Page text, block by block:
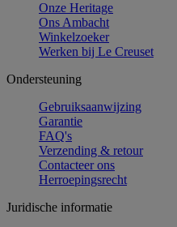
Onze Heritage
Ons Ambacht
Winkelzoeker
Werken bij Le Creuset
Ondersteuning
Gebruiksaanwijzing
Garantie
FAQ's
Verzending & retour
Contacteer ons
Herroepingsrecht
Juridische informatie